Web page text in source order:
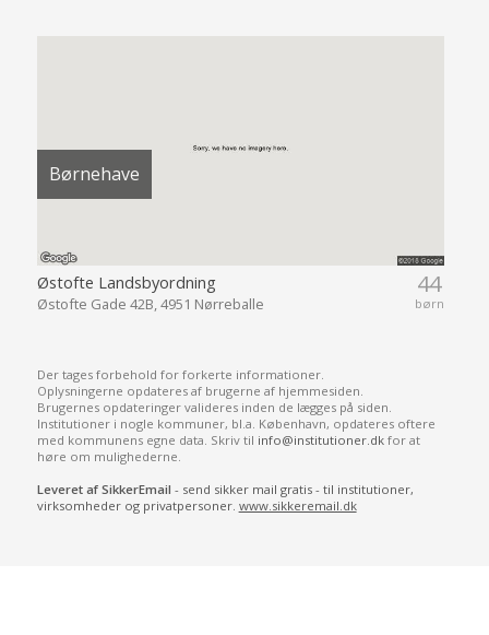
Børnehave
44
børn
Østofte Landsbyordning
Østofte Gade 42B, 4951 Nørreballe
Der tages forbehold for forkerte informationer.
Oplysningerne opdateres af brugerne af hjemmesiden.
Brugernes opdateringer valideres inden de lægges på siden.
Institutioner i nogle kommuner, bl.a. København, opdateres oftere
med kommunens egne data. Skriv til info@institutioner.dkfor at
høre om mulighederne.
Leveret af SikkerEmail - send sikker mail gratis - til institutioner,
virksomheder og privatpersoner. www.sikkeremail.dk